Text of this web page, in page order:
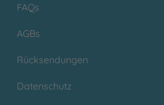
FAQs
AGBs
Rücksendungen
Datenschutz